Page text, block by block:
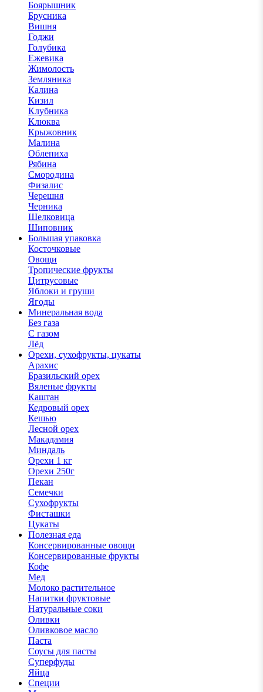
Боярышник
Брусника
Вишня
Годжи
Голубика
Ежевика
Жимолость
Земляника
Калина
Кизил
Клубника
Клюква
Крыжовник
Малина
Облепиха
Рябина
Смородина
Физалис
Черешня
Черника
Шелковица
Шиповник
Большая упаковка
Косточковые
Овощи
Тропические фрукты
Цитрусовые
Яблоки и груши
Ягоды
Минеральная вода
Без газа
С газом
Лёд
Орехи, сухофрукты, цукаты
Арахис
Бразильский орех
Вяленые фрукты
Каштан
Кедровый орех
Кешью
Лесной орех
Макадамия
Миндаль
Орехи 1 кг
Орехи 250г
Пекан
Семечки
Сухофрукты
Фисташки
Цукаты
Полезная еда
Консервированные овощи
Консервированные фрукты
Кофе
Мед
Молоко растительное
Напитки фруктовые
Натуральные соки
Оливки
Оливковое масло
Паста
Соусы для пасты
Суперфуды
Яйца
Специи